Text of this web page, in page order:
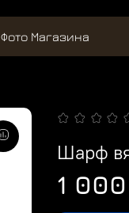
Фото Магазина
Шарф
1